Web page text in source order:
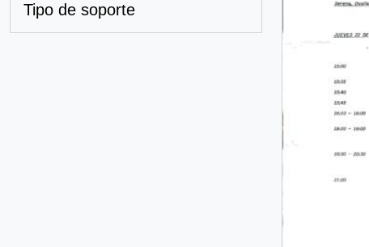
Tipo de soporte